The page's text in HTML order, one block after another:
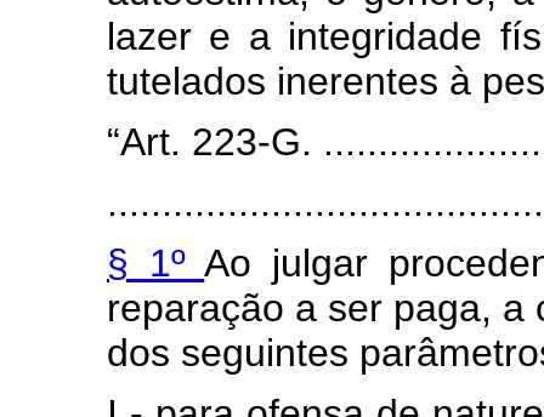
lazer e a integridade
tutelados inerentes à
“Art. 223-G.
§ 1ºAo julgar
reparação a ser paga, a
dos seguintes